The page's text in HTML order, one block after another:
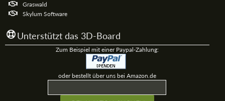
Graswald
Skylum Software
Unterstützt das 3D-Board
Zum Beispiel mit einer Paypal-Zahlung:
oder bestellt über uns bei Amazon.de